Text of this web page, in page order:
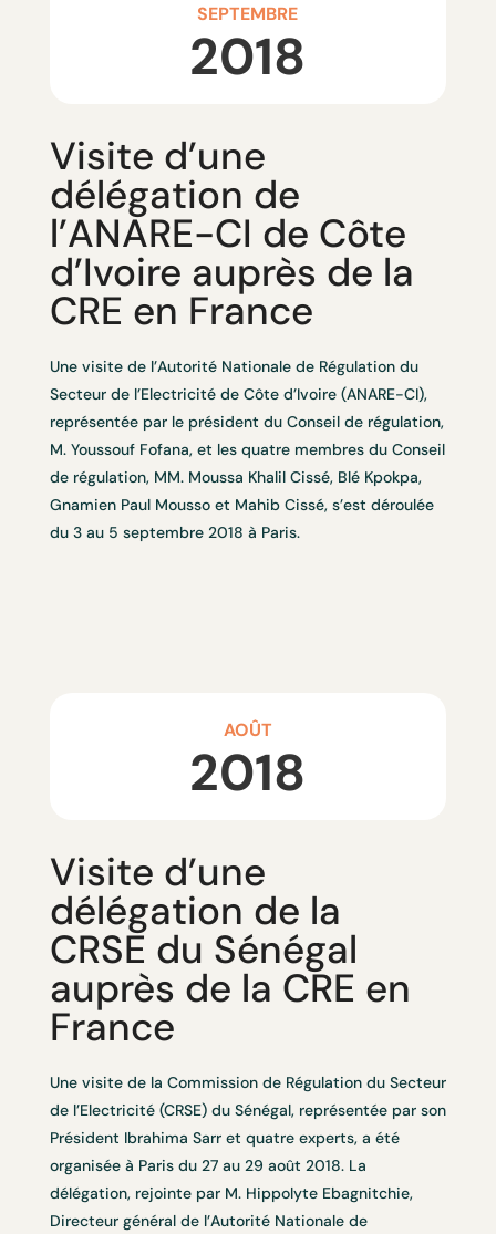
SEPTEMBRE
2018
Visite d’une
délégation de
l’ANARE-CI de Côte
d’Ivoire auprès de la
CRE en France
Une visite de l’Autorité Nationale de Régulation du
Secteur de l’Electricité de Côte d’Ivoire (ANARE-CI),
représentée par le président du Conseil de régulation,
M. Youssouf Fofana, et les quatre membres du Conseil
de régulation, MM. Moussa Khalil Cissé, Blé Kpokpa,
Gnamien Paul Mousso et Mahib Cissé, s’est déroulée
du 3 au 5 septembre 2018 à Paris.
AOÛT
2018
Visite d’une
délégation de la
CRSE du Sénégal
auprès de la CRE en
France
Une visite de la Commission de Régulation du Secteur
de l’Electricité (CRSE) du Sénégal, représentée par son
Président Ibrahima Sarr et quatre experts, a été
organisée à Paris du 27 au 29 août 2018. La
délégation, rejointe par M. Hippolyte Ebagnitchie,
Directeur général de l’Autorité Nationale de